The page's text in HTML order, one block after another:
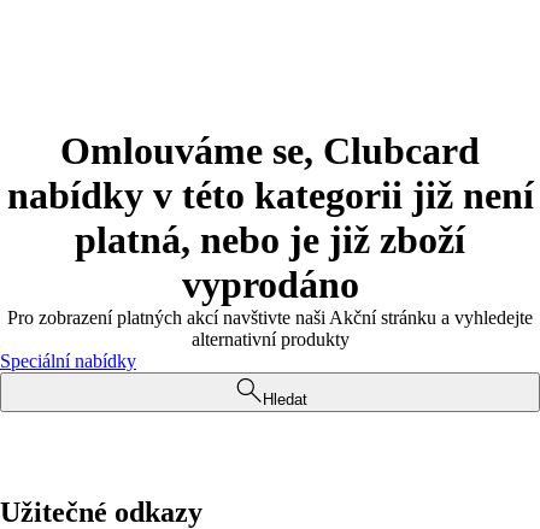
Omlouváme se, Clubcard
nabídky v této kategorii již není
platná, nebo je již zboží
vyprodáno
Pro zobrazení platných akcí navštivte naši Akční stránku a vyhledejte
alternativní produkty
Speciální nabídky
Hledat
Užitečné odkazy